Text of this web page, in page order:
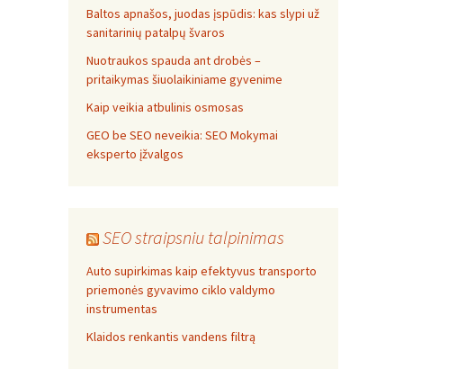
Baltos apnašos, juodas įspūdis: kas slypi už
sanitarinių patalpų švaros
Nuotraukos spauda ant drobės –
pritaikymas šiuolaikiniame gyvenime
Kaip veikia atbulinis osmosas
GEO be SEO neveikia: SEO Mokymai
eksperto įžvalgos
SEO straipsniu talpinimas
Auto supirkimas kaip efektyvus transporto
priemonės gyvavimo ciklo valdymo
instrumentas
Klaidos renkantis vandens filtrą